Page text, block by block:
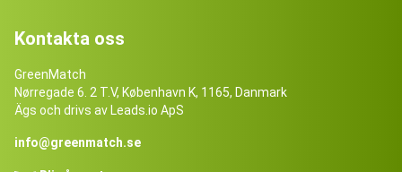
Kontakta oss
GreenMatch
Nørregade 6. 2 T.V, København K, 1165, Danmark
Ägs och drivs av Leads.io ApS
info@greenmatch.se